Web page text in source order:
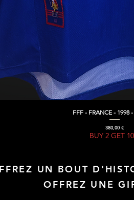
Aperçu
FFF - FRANCE - 1998
Prix
380,00 €
BUY 2 GET
UN BOUT
OFFREZ UNE